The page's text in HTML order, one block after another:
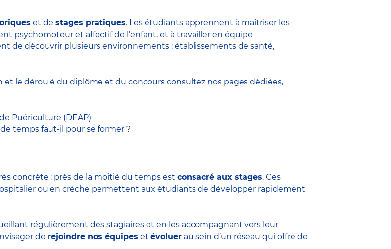
et de stages pratiques. Les étudiants apprennent à maîtriser les
psychomoteur et affectif de l’enfant, et à travailler en équipe
de découvrir plusieurs environnements : établissements de santé,
et le déroulé du diplôme et du concours consultez nos pages dédiées,
Puériculture (DEAP)
temps faut-il pour se former ?
concrète : près de la moitié du temps est consacré aux stages. Ces
ou en crèche permettent aux étudiants de développer rapidement
régulièrement des stagiaires et en les accompagnant vers leur
de rejoindre nos équipes et évoluer au sein d’un réseau qui offre de